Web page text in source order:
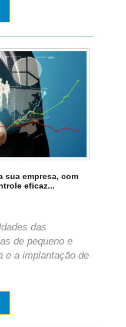
sua empresa, com
eficaz...
das
de pequeno e
e a implantação de